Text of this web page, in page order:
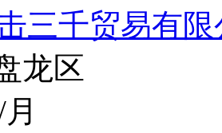
三千贸易有限
龙区